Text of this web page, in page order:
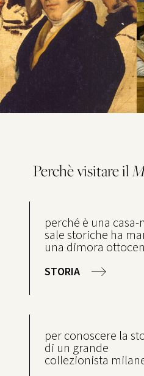
Perchè visitare il
perché è una
sale storiche ha
una dimora
STORIA
per conoscere la
di un grande
collezionista